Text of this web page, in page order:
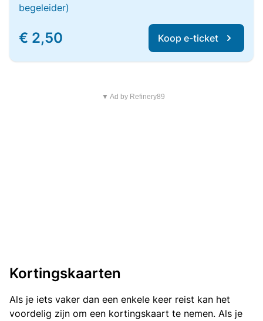
begeleider)
€ 2,50 Koop e-ticket
▼ Ad by Refinery89
Kortingskaarten
Als je iets vaker dan een enkele keer reist kan het
voordelig zijn om een kortingskaart te nemen. Als je